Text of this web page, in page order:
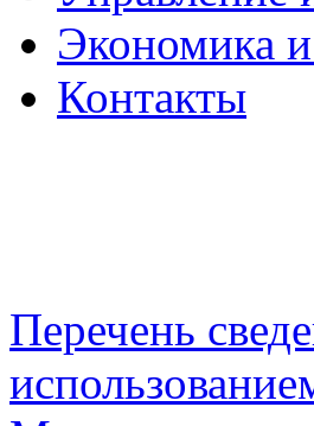
Экономика
Контакты
Перечень